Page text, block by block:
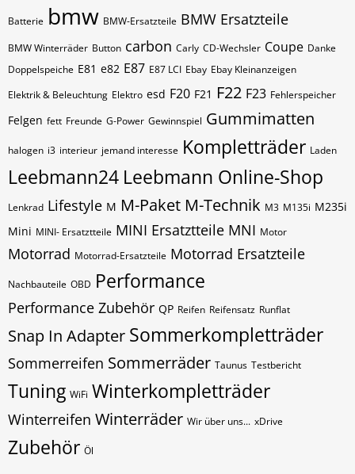
Batterie bmw BMW-Ersatzteile BMW Ersatzteile
BMW Winterräder Button carbon Carly CD-Wechsler Coupe Danke
Doppelspeiche E81 e82 E87 E87 LCI Ebay Ebay Kleinanzeigen
Elektrik & Beleuchtung Elektro esd F20 F21 F22 F23 Fehlerspeicher
Felgen fett Freunde G-Power Gewinnspiel Gummimatten
halogen i3 interieur jemand interesse Kompletträder Laden
Leebmann24 Leebmann Online-Shop
Lenkrad Lifestyle M M-Paket M-Technik M3 M135i M235i
Mini MINI- Ersatztteile MINI Ersatztteile MNI Motor
Motorrad Motorrad-Ersatzteile Motorrad Ersatzteile
Nachbauteile OBD Performance
Performance Zubehör QP Reifen Reifensatz Runflat
Snap In Adapter Sommerkompletträder
Sommerreifen Sommerräder Taunus Testbericht
Tuning WiFi Winterkompletträder
Winterreifen Winterräder Wir über uns... xDrive
Zubehör Öl